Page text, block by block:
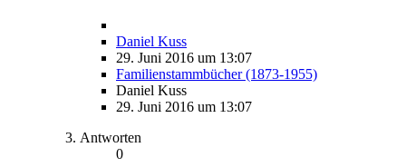
Daniel Kuss
29. Juni 2016 um 13:07
Familienstammbücher (1873-1955)
Daniel Kuss
29. Juni 2016 um 13:07
Antworten
0